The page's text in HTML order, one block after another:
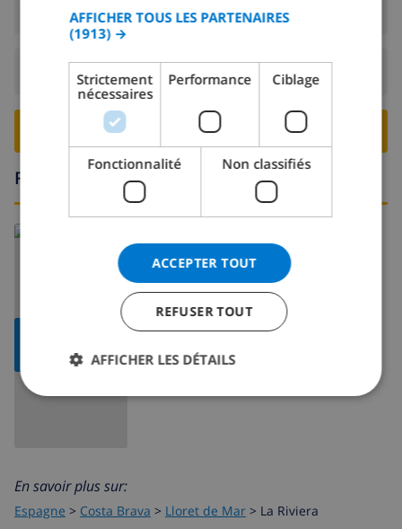
Arrivée:De 16:00 avant 20:00
Départ:Avant: 10:00
RESERVER CETTE VILLA ›
Région
CARTE
En savoir plus sur:
Espagne > Costa Brava > Lloret de Mar > La Riviera
DANISH
AFFICHER TOUS LES PARTENAIRES
(1913) →
Strictement
nécessaires
Performance Ciblage
Fonctionnalité Non classifiés
ACCEPTER TOUT
REFUSER TOUT
AFFICHER LES DÉTAILS